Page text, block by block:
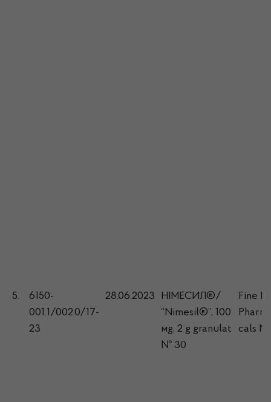
5.
6150-
001.1/002.0/17-
23
28.06.2023
НІМЕСИЛ®/
“Nimesil®”, 100
мg, 2 g granulat
№ 30
Fine
cals